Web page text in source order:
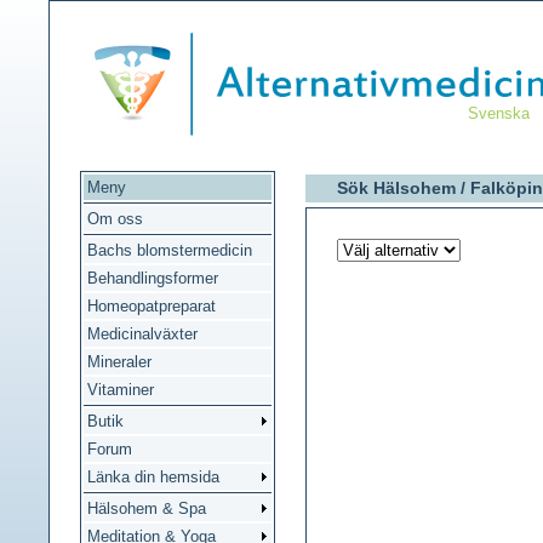
Svenska
Meny
Om oss
Bachs blomstermedicin
Behandlingsformer
Homeopatpreparat
Medicinalväxter
Mineraler
Vitaminer
Butik
Forum
Länka din hemsida
Hälsohem & Spa
Meditation & Yoga
Sök Hälsohem /